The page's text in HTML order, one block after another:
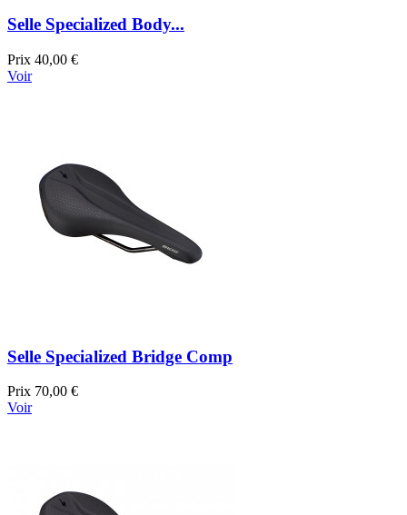
Selle Specialized Body...
Prix 40,00 €
Voir
Selle Specialized Bridge Comp
Prix 70,00 €
Voir